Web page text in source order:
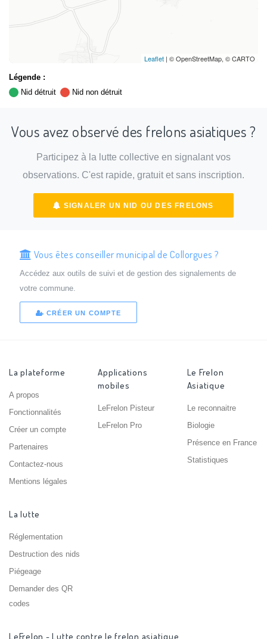
Leaflet | © OpenStreetMap, © CARTO
Légende :
Nid détruit
Nid non détruit
Vous avez observé des frelons asiatiques ?
Participez à la lutte collective en signalant vos
observations. C'est rapide, gratuit et sans inscription.
SIGNALER UN NID OU DES FRELONS
Vous êtes conseiller municipal de Collorgues ?
Accédez aux outils de suivi et de gestion des signalements de
votre commune.
CRÉER UN COMPTE
La plateforme
A propos
Fonctionnalités
Créer un compte
Partenaires
Contactez-nous
Mentions légales
Applications
mobiles
LeFrelon Pisteur
LeFrelon Pro
Le Frelon
Asiatique
Le reconnaitre
Biologie
Présence en France
Statistiques
La lutte
Réglementation
Destruction des nids
Piégeage
Demander des QR
codes
LeFrelon - Lutte contre le frelon asiatique